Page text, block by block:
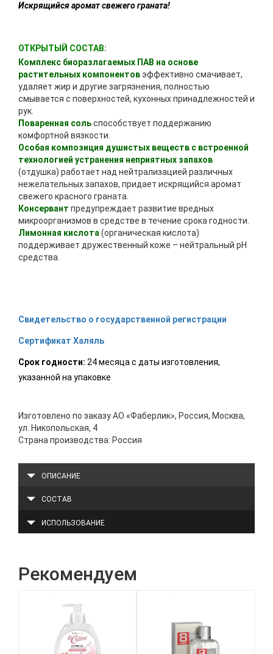
Искрящийся аромат свежего граната!
ОТКРЫТЫЙ СОСТАВ:
Комплекс биоразлагаемых ПАВ на основе
растительных компонентовэффективно смачивает,
удаляет жир и другие загрязнения, полностью
смывается с поверхностей, кухонных принадлежностей и
рук.
Поваренная сольспособствует поддержанию
комфортной вязкости.
Особая композиция душистых веществ с встроенной
технологией устранения неприятных запахов
(отдушка) работает над нейтрализацией различных
нежелательных запахов, придает искрящийся аромат
свежего красного граната.
Консервант предупреждает развитие вредных
микроорганизмов в средстве в течение срока годности.
Лимонная кислота (органическая кислота)
поддерживает дружественный коже – нейтральный pH
средства.
Свидетельство о государственной регистрации
Сертификат Халяль
Срок годности: 24 месяца с даты изготовления,
указанной на упаковке
Изготовлено по заказу АО «Фаберлик», Россия, Москва,
ул. Никопольская, 4
Страна производства: Россия
ОПИСАНИЕ
СОСТАВ
ИСПОЛЬЗОВАНИЕ
Рекомендуем